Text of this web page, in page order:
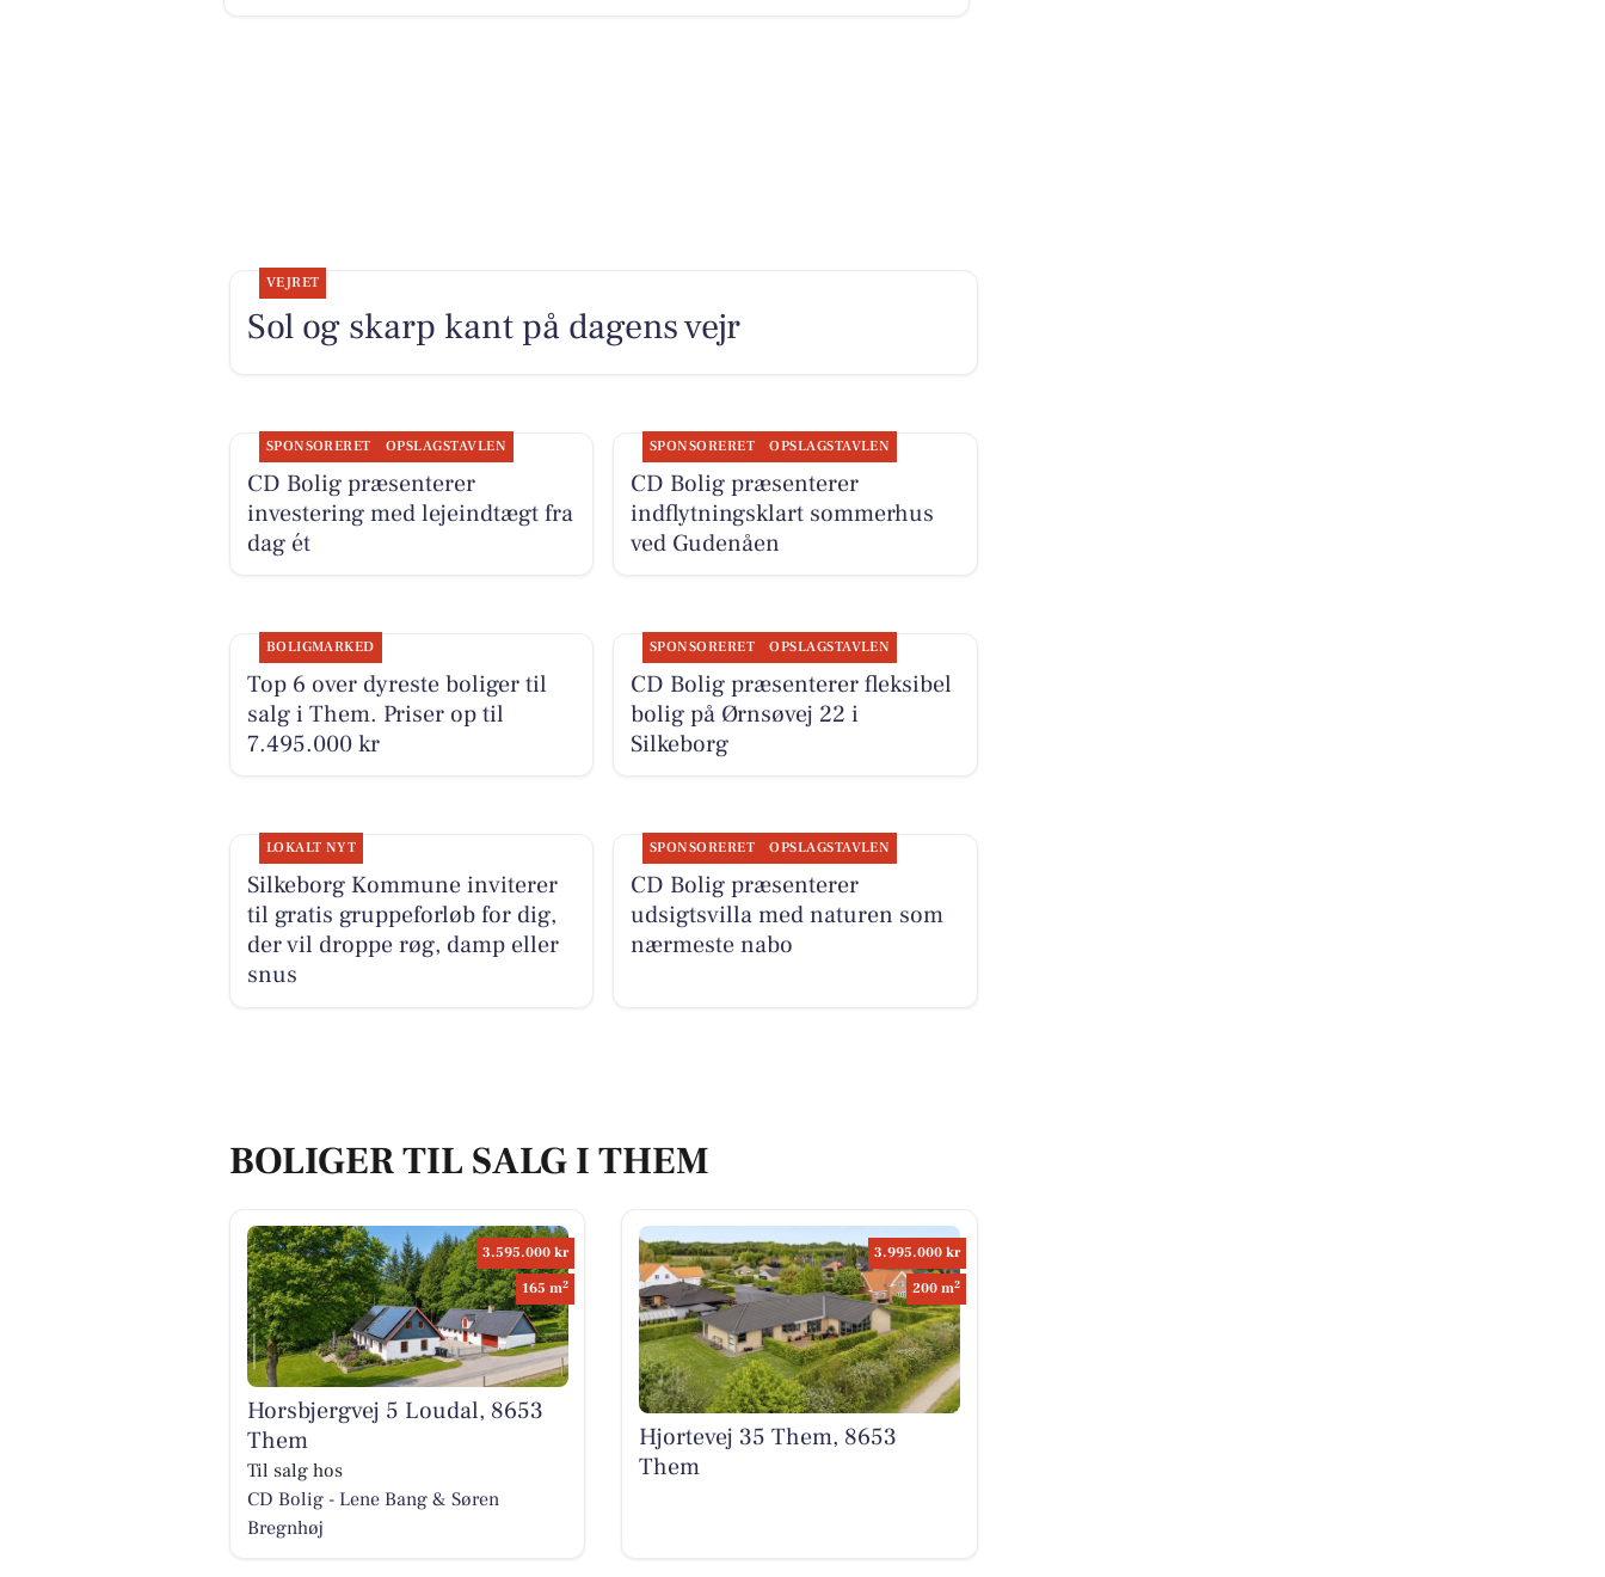
VEJRET
Sol og skarp kant på dagens vejr
SPONSORERET OPSLAGSTAVLEN
CD Bolig præsenterer
investering med lejeindtægt fra
dag ét
SPONSORERET OPSLAGSTAVLEN
CD Bolig præsenterer
indflytningsklart sommerhus
ved Gudenåen
BOLIGMARKED
Top 6 over dyreste boliger til
salg i Them. Priser op til
7.495.000 kr
SPONSORERET OPSLAGSTAVLEN
CD Bolig præsenterer fleksibel
bolig på Ørnsøvej 22 i
Silkeborg
LOKALT NYT
Silkeborg Kommune inviterer
til gratis gruppeforløb for dig,
der vil droppe røg, damp eller
snus
SPONSORERET OPSLAGSTAVLEN
CD Bolig præsenterer
udsigtsvilla med naturen som
nærmeste nabo
BOLIGER TIL SALG I THEM
3.595.000 kr
165 m2
Horsbjergvej 5 Loudal, 8653
Them
Til salg hos
CD Bolig - Lene Bang & Søren
Bregnhøj
3.995.000 kr
200 m2
Hjortevej 35 Them, 8653
Them